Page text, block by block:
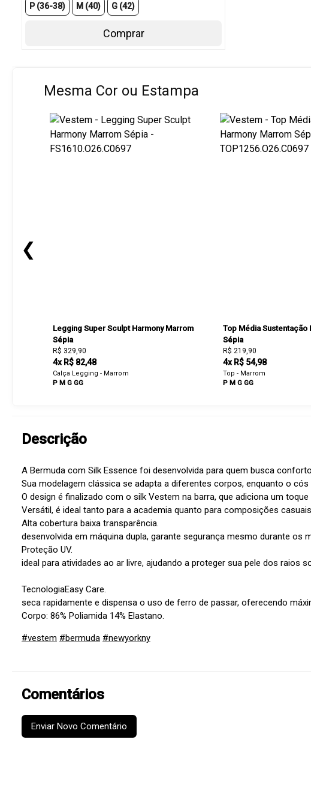
P (36-38) M (40) G (42)
Comprar
Mesma Cor ou Estampa
❮
Legging Super Sculpt Harmony Marrom
Sépia
R$ 329,90
4x R$ 82,48
Calça Legging - Marrom
P M G GG
Top Média Sustentação
Sépia
R$ 219,90
4x R$ 54,98
Top - Marrom
P M G GG
Descrição
A Bermuda com Silk Essence foi desenvolvida para quem busca
Sua modelagem clássica se adapta a diferentes corpos, enquanto o
O design é finalizado com o silk Vestem na barra, que adiciona um
Versátil, é ideal tanto para a academia quanto para composições
Alta cobertura baixa transparência.
desenvolvida em máquina dupla, garante segurança mesmo durante os
Proteção UV.
ideal para atividades ao ar livre, ajudando a proteger sua pele dos raios
TecnologiaEasy Care.
seca rapidamente e dispensa o uso de ferro de passar, oferecendo
Corpo: 86% Poliamida 14% Elastano.
#vestem #bermuda #newyorkny
Comentários
Enviar Novo Comentário